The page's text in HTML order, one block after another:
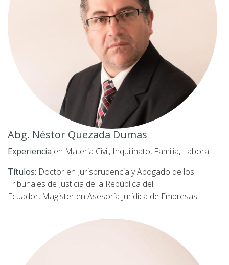
Abg. Néstor Quezada Dumas
Experiencia en Materia Civil, Inquilinato, Familia, Laboral.
Títulos: Doctor en Jurisprudencia y Abogado de los
Tribunales de Justicia de la República del
Ecuador, Magister en Asesoría Jurídica de Empresas.